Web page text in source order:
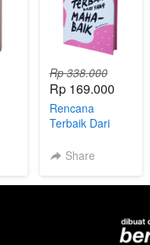
Rp 338.000
Rp 169.000
Rencana
Terbaik Dari
Share